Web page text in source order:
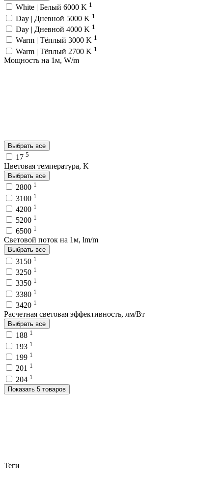
White | Белый 6000 K 1
Day | Дневной 5000 K 1
Day | Дневной 4000 K 1
Warm | Тёплый 3000 K 1
Warm | Тёплый 2700 K 1
Мощность на 1м, W/m
Выбрать все
17 5
Цветовая температура, K
Выбрать все
2800 1
3100 1
4200 1
5200 1
6500 1
Световой поток на 1м, lm/m
Выбрать все
3150 1
3250 1
3350 1
3380 1
3420 1
Расчетная световая эффективность, лм/Вт
Выбрать все
188 1
193 1
199 1
201 1
204 1
Показать 5 товаров
Теги